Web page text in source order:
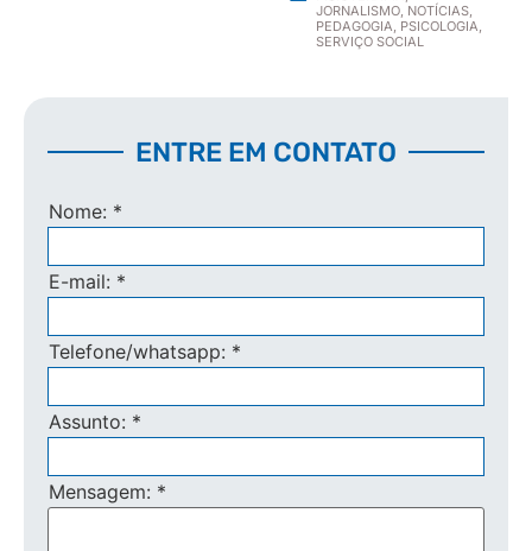
JORNALISMO, NOTÍCIAS,
PEDAGOGIA, PSICOLOGIA,
SERVIÇO SOCIAL
ENTRE EM CONTATO
Nome: *
E-mail: *
Telefone/whatsapp: *
Assunto: *
Mensagem: *